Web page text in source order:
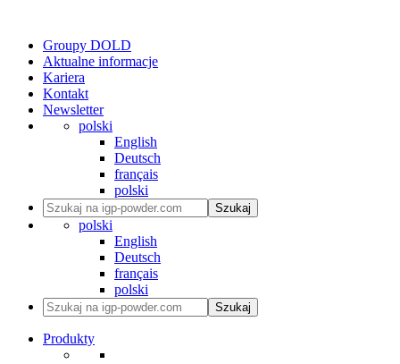
Groupy DOLD
Aktualne informacje
Kariera
Kontakt
Newsletter
polski
English
Deutsch
français
polski
Szukaj
polski
English
Deutsch
français
polski
Szukaj
Produkty